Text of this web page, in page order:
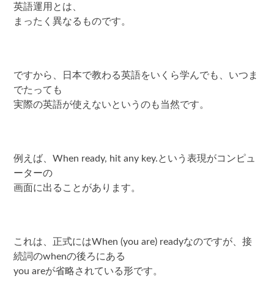
英語運用とは、
まったく異なるものです。
ですから、日本で教わる英語をいくら学んでも、いつま
でたっても
実際の英語が使えないというのも当然です。
例えば、When ready, hit any key.という表現がコンピュ
ーターの
画面に出ることがあります。
これは、正式にはWhen (you are) readyなのですが、接
続詞のwhenの後ろにある
you areが省略されている形です。